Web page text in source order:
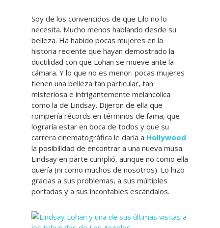
Soy de los convencidos de que Lilo no lo
necesita. Mucho menos hablando desde su
belleza. Ha habido pocas mujeres en la
historia reciente que hayan demostrado la
ductilidad con que Lohan se mueve ante la
cámara. Y lo que no es menor: pocas mujeres
tienen una belleza tan particular, tan
misteriosa e intrigantemente melancólica
como la de Lindsay. Dijeron de ella que
rompería récords en términos de fama, que
lograría estar en boca de todos y que su
carrera cinematográfica le daría a Hollywood
la posibilidad de encontrar a una nueva musa.
Lindsay en parte cumplió, aunque no como ella
quería (ni como muchos de nosotros). Lo hizo
gracias a sus problemas, a sus múltiples
portadas y a sus incontables escándalos.